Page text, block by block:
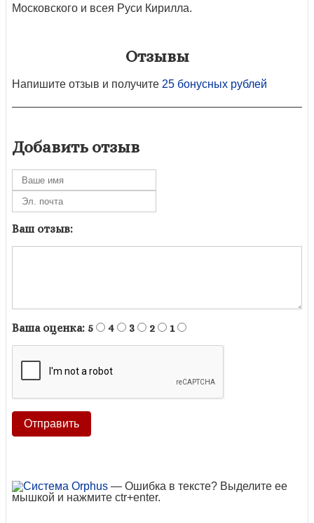
Московского и всея Руси Кирилла.
Отзывы
Напишите отзыв и получите 25 бонусных рублей
Добавить отзыв
Ваш отзыв:
Ваша оценка: 5 4 3 2 1
— Ошибка в тексте? Выделите ее
мышкой и нажмите ctr+enter.